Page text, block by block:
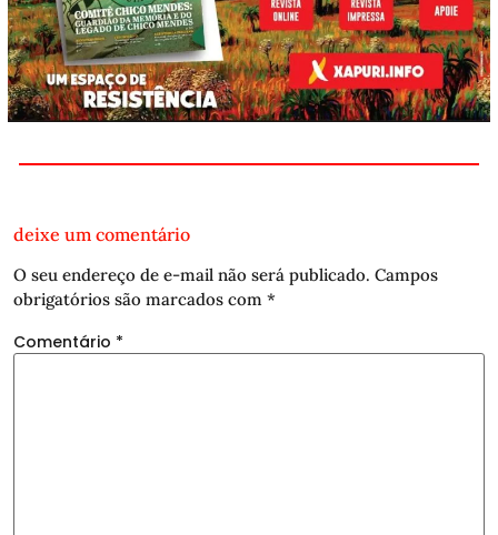
deixe um comentário
O seu endereço de e-mail não será publicado. Campos
obrigatórios são marcados com *
Comentário *